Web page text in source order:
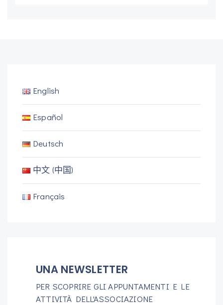
English
Español
Deutsch
中文 (中国)
Français
UNA NEWSLETTER
PER SCOPRIRE GLI APPUNTAMENTI E LE
ATTIVITÀ DELL'ASSOCIAZIONE